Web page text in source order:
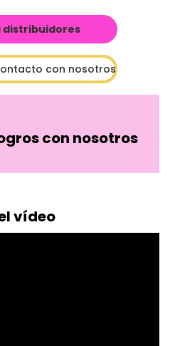
distribuidores
con nosotros
con nosotros
vídeo